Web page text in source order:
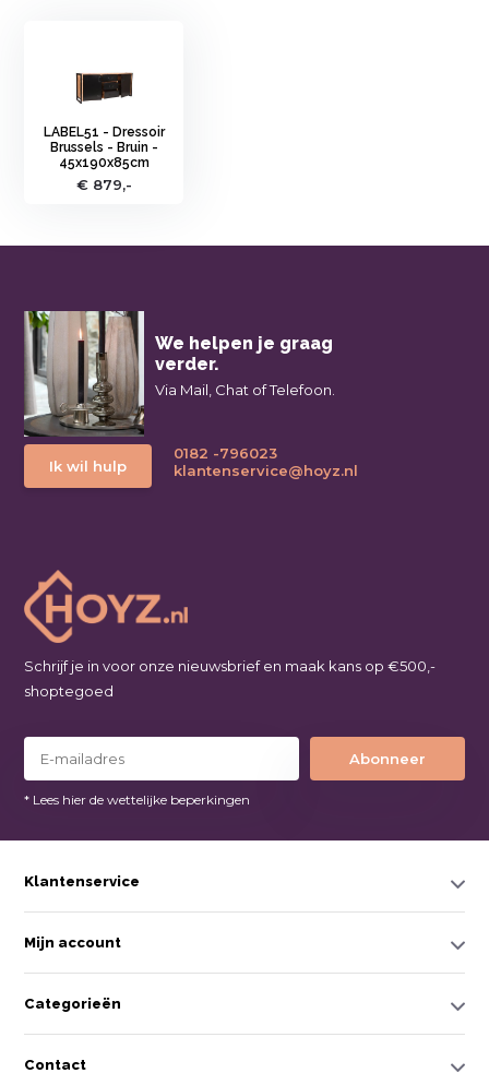
LABEL51 - Dressoir
Brussels - Bruin -
45x190x85cm
€ 879,-
We helpen je graag
verder.
Via Mail, Chat of Telefoon.
Ik wil hulp
0182 -796023
klantenservice@hoyz.nl
Schrijf je in voor onze nieuwsbrief en maak kans op €500,-
shoptegoed
Abonneer
* Lees hier de wettelijke beperkingen
Klantenservice
Mijn account
Categorieën
Contact